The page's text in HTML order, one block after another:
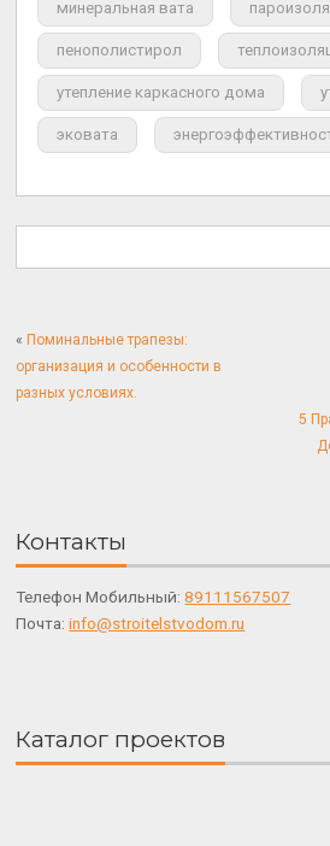
минеральная вата
пенополистирол
утепление каркасного дома
эковата
« Поминальные трапезы:
организация и особенности в
разных условиях.
5
Контакты
Телефон Мобильный:89111567507
Почта:info@stroitelstvodom.ru
Каталог проектов